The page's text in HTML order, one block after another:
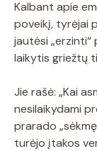
Kalbant apie
poveikį, tyrėjai
jautėsi
laikytis griežtų
Jie rašė: „Kai
nesilaikydami
prarado
turėjo įtakos